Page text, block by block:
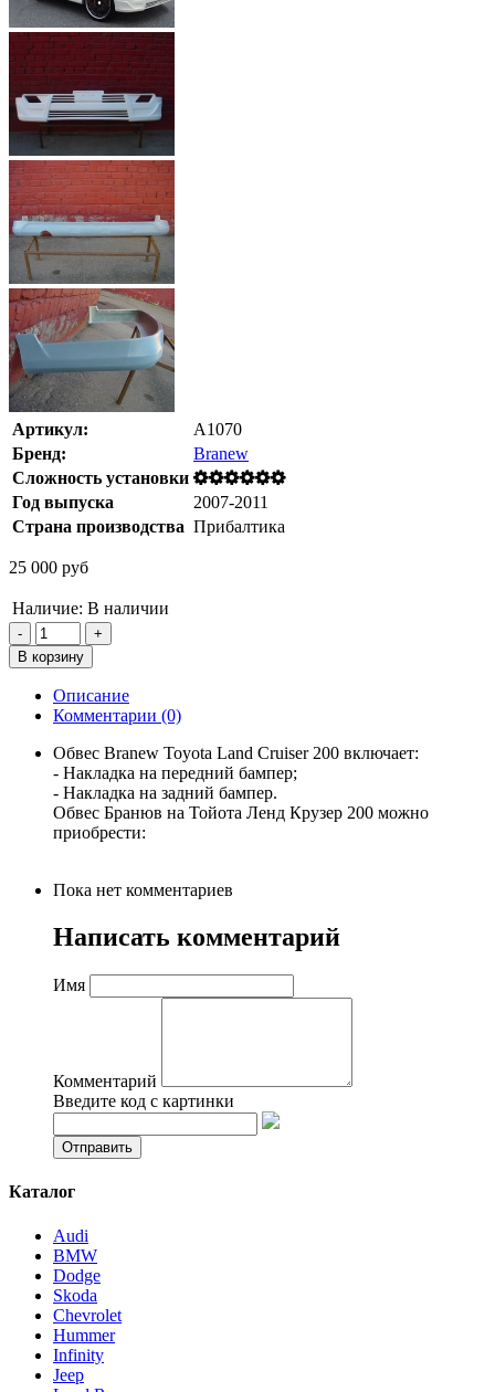
Артикул:
A1070
Бренд:
Branew
Сложность установки
Год выпуска
2007-2011
Страна производства Прибалтика
25 000 руб
Наличие: В наличии
Описание
Комментарии (0)
Обвес Branew Toyota Land Cruiser 200 включает:
- Накладка на передний бампер;
- Накладка на задний бампер.
Обвес Бранюв на Тойота Ленд Крузер 200 можно
приобрести:
Пока нет комментариев
Написать комментарий
Имя
Комментарий
Введите код с картинки
Каталог
Audi
BMW
Dodge
Skoda
Chevrolet
Hummer
Infinity
Jeep